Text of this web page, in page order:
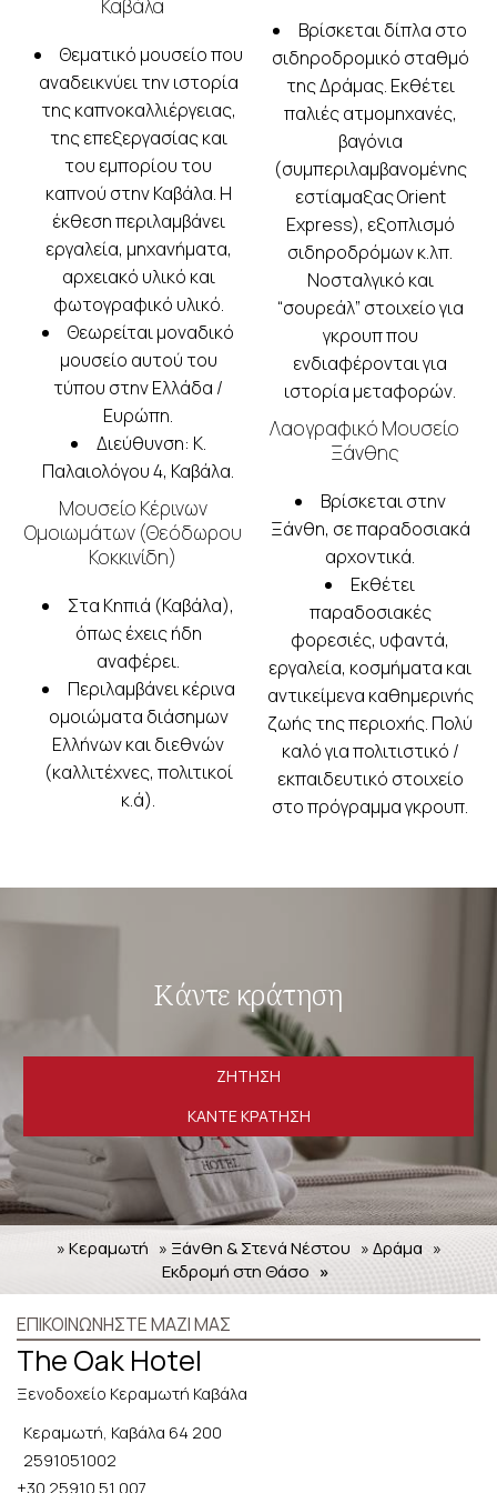
ΕΚΔΡΟΜΈΣ
Καβάλα
Θεματικό μουσείο που
αναδεικνύει την ιστορία
της καπνοκαλλιέργειας,
της επεξεργασίας και
του εμπορίου του
καπνού στην Καβάλα. Η
έκθεση περιλαμβάνει
εργαλεία, μηχανήματα,
αρχειακό υλικό και
φωτογραφικό υλικό.
Θεωρείται μοναδικό
μουσείο αυτού του
τύπου στην Ελλάδα /
Ευρώπη.
Διεύθυνση: Κ.
Παλαιολόγου 4, Καβάλα.
Μουσείο Κέρινων
Ομοιωμάτων (Θεόδωρου
Κοκκινίδη)
Στα Κηπιά (Καβάλα),
όπως έχεις ήδη
αναφέρει.
Περιλαμβάνει κέρινα
ομοιώματα διάσημων
Ελλήνων και διεθνών
(καλλιτέχνες, πολιτικοί
κ.ά).
Βρίσκεται δίπλα στο
σιδηροδρομικό σταθμό
της Δράμας. Εκθέτει
παλιές ατμομηχανές,
βαγόνια
(συμπεριλαμβανομένης
εστίαμαξας Orient
Express), εξοπλισμό
σιδηροδρόμων κ.λπ.
Νοσταλγικό και
“σουρεάλ” στοιχείο για
γκρουπ που
ενδιαφέρονται για
ιστορία μεταφορών.
Λαογραφικό Μουσείο
Ξάνθης
Βρίσκεται στην
Ξάνθη, σε παραδοσιακά
αρχοντικά.
Εκθέτει
παραδοσιακές
φορεσιές, υφαντά,
εργαλεία, κοσμήματα και
αντικείμενα καθημερινής
ζωής της περιοχής. Πολύ
καλό για πολιτιστικό /
εκπαιδευτικό στοιχείο
στο πρόγραμμα γκρουπ.
Κάντε κράτηση
ΖΉΤΗΣΗ
ΚΆΝΤΕ ΚΡΆΤΗΣΗ
» Κεραμωτή » Ξάνθη & Στενά Νέστου » Δράμα »
Εκδρομή στη Θάσο »
ΕΠΙΚΟΙΝΩΝΉΣΤΕ ΜΑΖΊ ΜΑΣ
The Oak Hotel
Ξενοδοχείο Κεραμωτή Καβάλα
Κεραμωτή, Καβάλα 64 200
2591051002
+30 25910 51 007